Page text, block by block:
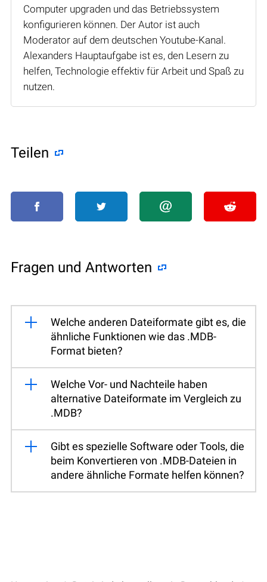
Computer upgraden und das Betriebssystem
konfigurieren können. Der Autor ist auch
Moderator auf dem deutschen Youtube-Kanal.
Alexanders Hauptaufgabe ist es, den Lesern zu
helfen, Technologie effektiv für Arbeit und Spaß zu
nutzen.
Teilen
Fragen und Antworten
Welche anderen Dateiformate gibt es, die
ähnliche Funktionen wie das .MDB-
Format bieten?
Welche Vor- und Nachteile haben
alternative Dateiformate im Vergleich zu
.MDB?
Gibt es spezielle Software oder Tools, die
beim Konvertieren von .MDB-Dateien in
andere ähnliche Formate helfen können?